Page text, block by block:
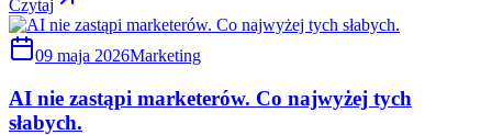
Czytaj
09 maja 2026Marketing
AI nie zastąpi marketerów. Co najwyżej tych
słabych.